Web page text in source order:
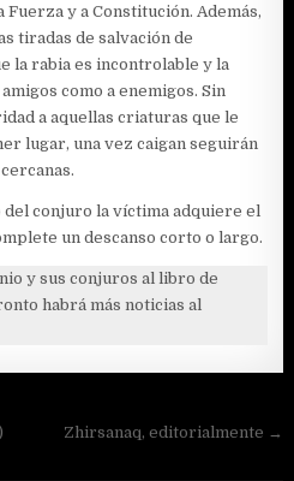
y a Constitución. Además,
tiradas de salvación de
la rabia es incontrolable y la
como a enemigos. Sin
a aquellas criaturas que le
lugar, una vez caigan seguirán
conjuro la víctima adquiere el
un descanso corto o largo.
y sus conjuros al libro de
habrá más noticias al
Zhirsanaq, editorialmente →